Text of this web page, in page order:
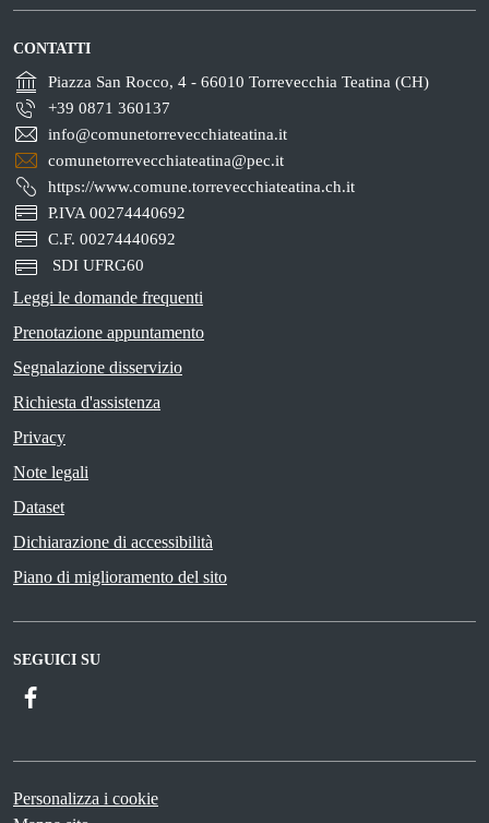
CONTATTI
Piazza San Rocco, 4 - 66010 Torrevecchia Teatina (CH)
+39 0871 360137
info@comunetorrevecchiateatina.it
comunetorrevecchiateatina@pec.it
https://www.comune.torrevecchiateatina.ch.it
P.IVA 00274440692
C.F. 00274440692
SDI UFRG60
Leggi le domande frequenti
Prenotazione appuntamento
Segnalazione disservizio
Richiesta d'assistenza
Privacy
Note legali
Dataset
Dichiarazione di accessibilità
Piano di miglioramento del sito
SEGUICI SU
Personalizza i cookie